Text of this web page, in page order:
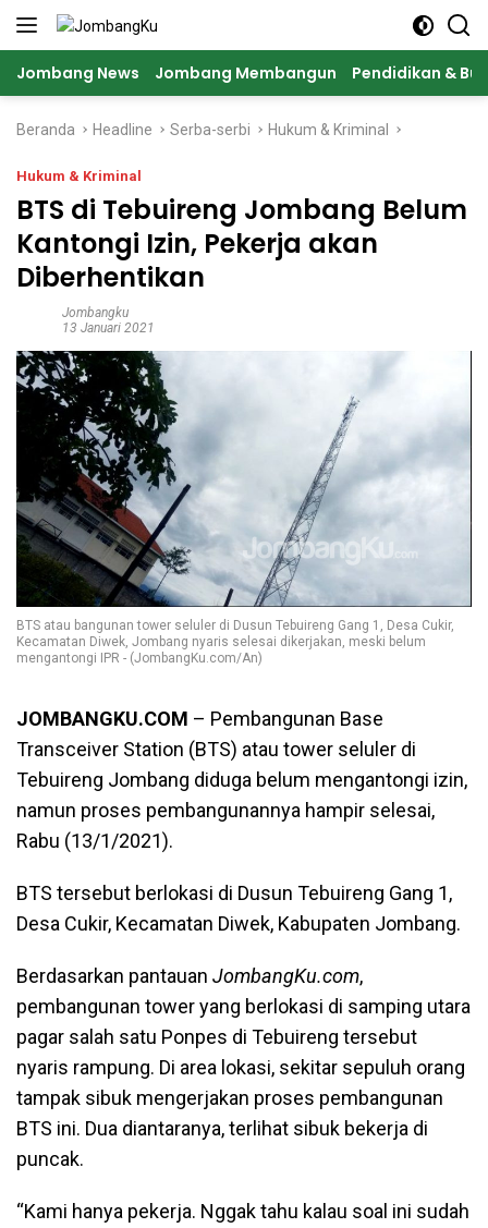
Langsung
Jombang News Jombang Membangun Pendidikan &
Beranda Headline Serba-serbi Hukum & Kriminal
Hukum & Kriminal
BTS di Tebuireng Jombang Belum
Kantongi Izin, Pekerja akan
Diberhentikan
Jombangku
13 Januari 2021
BTS atau bangunan tower seluler di Dusun Tebuireng Gang 1, Desa Cukir,
Kecamatan Diwek, Jombang nyaris selesai dikerjakan, meski belum
mengantongi IPR - (JombangKu.com/An)
JOMBANGKU.COM – Pembangunan Base
Transceiver Station (BTS) atau tower seluler di
Tebuireng Jombang diduga belum mengantongi izin,
namun proses pembangunannya hampir selesai,
Rabu (13/1/2021).
BTS tersebut berlokasi di Dusun Tebuireng Gang 1,
Desa Cukir, Kecamatan Diwek, Kabupaten Jombang.
Berdasarkan pantauan JombangKu.com,
pembangunan tower yang berlokasi di samping utara
pagar salah satu Ponpes di Tebuireng tersebut
nyaris rampung. Di area lokasi, sekitar sepuluh orang
tampak sibuk mengerjakan proses pembangunan
BTS ini. Dua diantaranya, terlihat sibuk bekerja di
puncak.
“Kami hanya pekerja. Nggak tahu kalau soal ini sudah